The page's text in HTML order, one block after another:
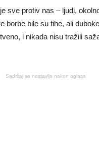
sve protiv nas – ljudi,
borbe bile su tihe, ali
i nikada nisu tražili
Sadržaj se nastavlja nakon oglasa